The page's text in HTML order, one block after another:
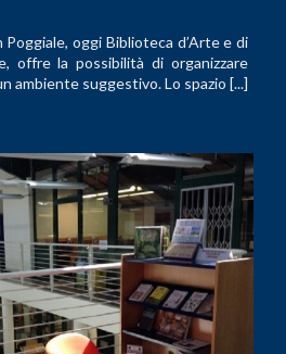
Poggiale, oggi Biblioteca d’Arte e di
offre la possibilità di organizzare
ambiente suggestivo. Lo spazio [...]